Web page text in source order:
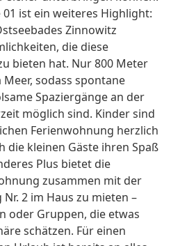
01 ist ein weiteres Highlight:
Zinnowitz
die diese
bieten hat. Nur 800 Meter
sodass spontane
Spaziergänge an der
möglich sind. Kinder sind
Ferienwohnung herzlich
die kleinen Gäste ihren Spaß
Plus bietet die
zusammen mit der
2 im Haus zu mieten –
oder Gruppen, die etwas
schätzen. Für einen